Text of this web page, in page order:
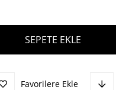
Favorilere Ekle